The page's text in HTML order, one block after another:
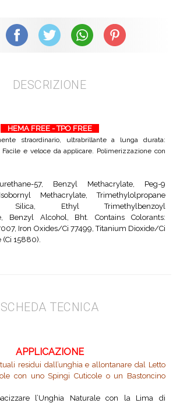
Facebook X (Twitter) WhatsAppPinterest
DESCRIZIONE
HEMA FREE - TPO FREE
straordinario, ultrabrillante a lunga durata:
e veloce da applicare. Polimerizzazione con
57, Benzyl Methacrylate, Peg-9
Methacrylate, Trimethylolpropane
Silica, Ethyl Trimethylbenzoyl
Benzyl Alcohol, Bht. Contains Colorants:
Iron Oxides/Ci 77499, Titanium Dioxide/Ci
15880).
SCHEDA TECNICA
APPLICAZIONE
residui dall’unghia e allontanare dal Letto
con uno Spingi Cuticole o un Bastoncino
l’Unghia Naturale con la Lima di